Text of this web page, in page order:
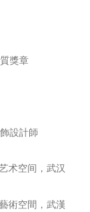
獎章
設計師
术空间，武汉
術空間，武漢